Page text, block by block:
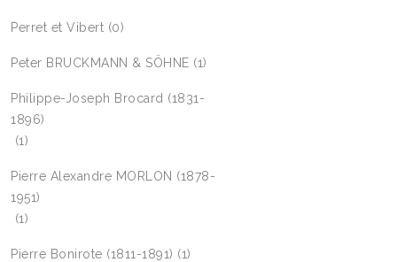
Perret et Vibert (0)
Peter BRUCKMANN & SÖHNE (1)
Philippe-Joseph Brocard (1831-
1896)
(1)
Pierre Alexandre MORLON (1878-
1951)
(1)
Pierre Bonirote (1811-1891) (1)